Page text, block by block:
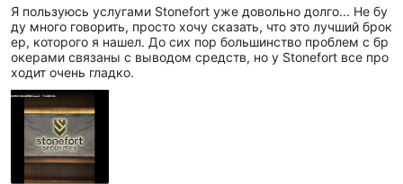
Я пользуюсь услугами Stonefort уже довольно долго... Не бу
ду много говорить, просто хочу сказать, что это лучший брок
ер, которого я нашел. До сих пор большинство проблем с бр
окерами связаны с выводом средств, но у Stonefort все про
ходит очень гладко.